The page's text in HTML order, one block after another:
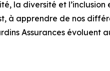
la diversité et l’inclusion
à apprendre de nos
Assurances évoluent